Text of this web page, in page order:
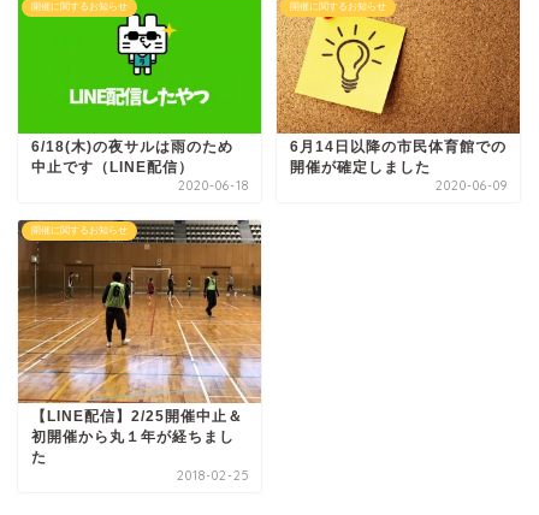
開催に関するお知らせ
6/18(木)の夜サルは雨のため
中止です（LINE配信）
2020-06-18
開催に関するお知らせ
6月14日以降の市民体育館での
開催が確定しました
2020-06-09
開催に関するお知らせ
【LINE配信】2/25開催中止＆
初開催から丸１年が経ちまし
た
2018-02-25